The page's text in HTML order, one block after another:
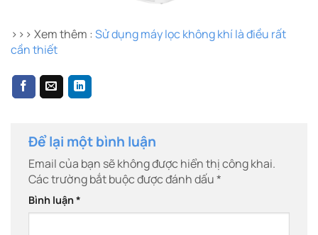
>>> Xem thêm : Sử dụng máy lọc không khí là điều rất
cần thiết
Để lại một bình luận
Email của bạn sẽ không được hiển thị công khai.
Các trường bắt buộc được đánh dấu*
Bình luận*